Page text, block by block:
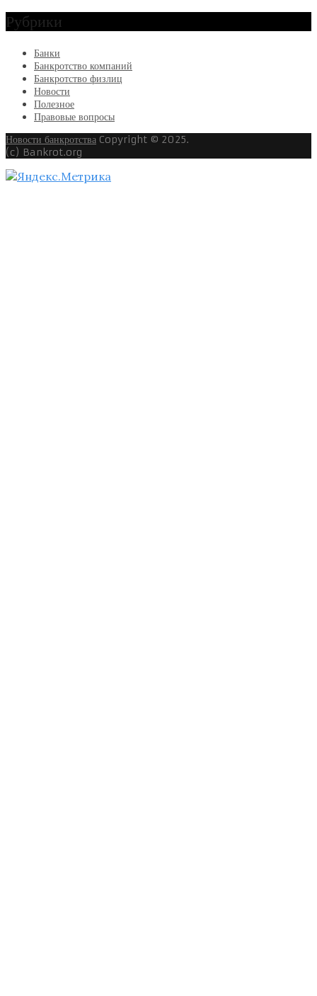
Рубрики
Банки
Банкротство компаний
Банкротство физлиц
Новости
Полезное
Правовые вопросы
Новости банкротства Copyright © 2025.
(c) Bankrot.org